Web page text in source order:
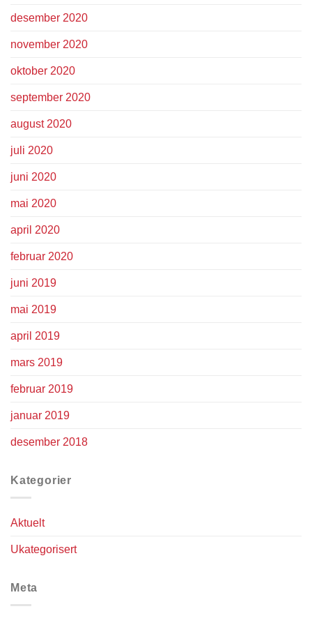
desember 2020
november 2020
oktober 2020
september 2020
august 2020
juli 2020
juni 2020
mai 2020
april 2020
februar 2020
juni 2019
mai 2019
april 2019
mars 2019
februar 2019
januar 2019
desember 2018
Kategorier
Aktuelt
Ukategorisert
Meta